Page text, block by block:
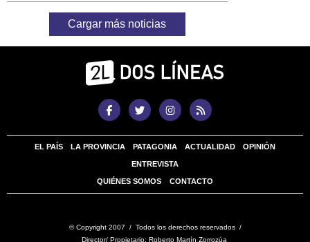
Cargar más noticias
EL PAÍS LA PROVINCIA PATAGONIA ACTUALIDAD OPINIÓN
ENTREVISTA
QUIÉNES SOMOS CONTACTO
© Copyright 2007 / Todos los derechos reservados /
Director/ Propietario: Roberto Martín Zorrozúa